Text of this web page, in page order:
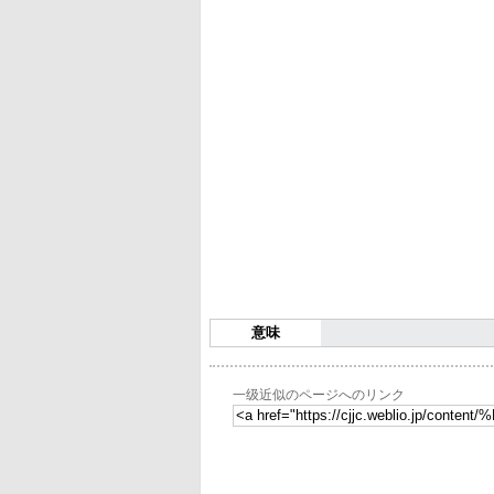
意味
一级近似のページへのリンク